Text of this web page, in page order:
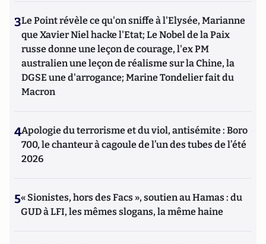
3Le Point révèle ce qu'on sniffe à l'Elysée, Marianne
que Xavier Niel hacke l'Etat; Le Nobel de la Paix
russe donne une leçon de courage, l'ex PM
australien une leçon de réalisme sur la Chine, la
DGSE une d'arrogance; Marine Tondelier fait du
Macron
4Apologie du terrorisme et du viol, antisémite : Boro
700, le chanteur à cagoule de l’un des tubes de l’été
2026
5« Sionistes, hors des Facs », soutien au Hamas : du
GUD à LFI, les mêmes slogans, la même haine